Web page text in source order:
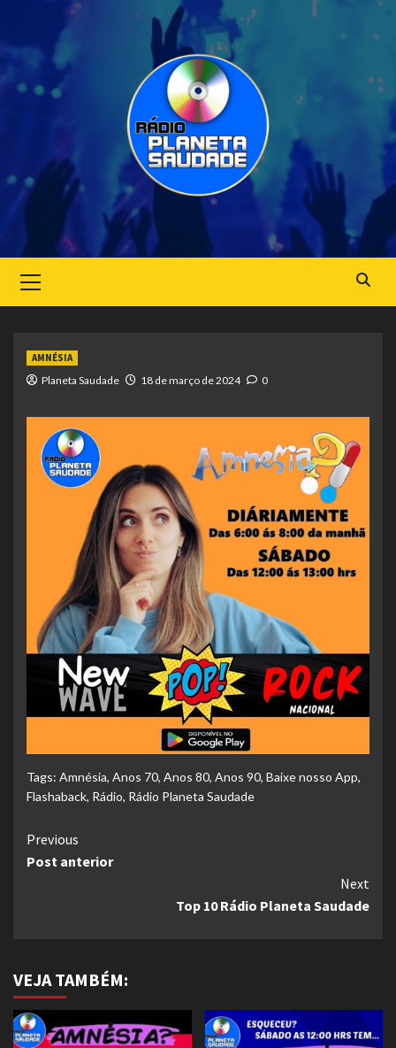
Menu
AMNÉSIA
Planeta Saudade 18 de março de 2024 0
Tags: Amnésia, Anos 70, Anos 80, Anos 90, Baixe nosso App,
Flashaback, Rádio, Rádio Planeta Saudade
Continue
Reading
Previous
Post anterior
Next
Top 10 Rádio Planeta Saudade
VEJA TAMBÉM: